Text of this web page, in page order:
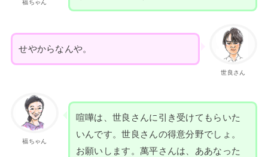
福ちゃん
世良さん
せやからなんや。
福ちゃん
喧嘩は、世良さんに引き受けてもらいた
いんです。世良さんの得意分野でしょ。
お願いします。萬平さんは、ああなった